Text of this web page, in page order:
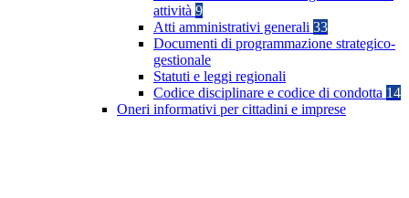
attività 9
Atti amministrativi generali 33
Documenti di programmazione strategico-
gestionale
Statuti e leggi regionali
Codice disciplinare e codice di condotta 14
Oneri informativi per cittadini e imprese